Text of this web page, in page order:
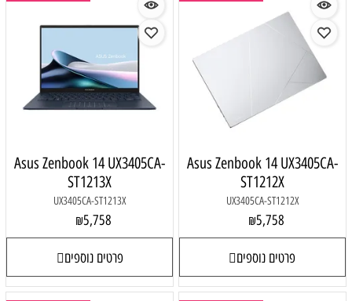
Asus Zenbook 14 UX3405CA-
ST1212X
UX3405CA-ST1212X
₪5,758
פרטים נוספים
Asus Zenbook 14 UX3405CA-
ST1213X
UX3405CA-ST1213X
₪5,758
פרטים נוספים